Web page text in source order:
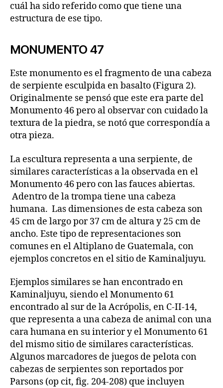
cuál ha sido referido como que tiene una
estructura de ese tipo.
MONUMENTO 47
Este monumento es el fragmento de una cabeza
de serpiente esculpida en basalto (Figura 2).
Originalmente se pensó que este era parte del
Monumento 46 pero al observar con cuidado la
textura de la piedra, se notó que correspondía a
otra pieza.
La escultura representa a una serpiente, de
similares características a la observada en el
Monumento 46 pero con las fauces abiertas.
Adentro de la trompa tiene una cabeza
humana. Las dimensiones de esta cabeza son
45 cm de largo por 37 cm de altura y 25 cm de
ancho. Este tipo de representaciones son
comunes en el Altiplano de Guatemala, con
ejemplos concretos en el sitio de Kaminaljuyu.
Ejemplos similares se han encontrado en
Kaminaljuyu, siendo el Monumento 61
encontrado al sur de la Acrópolis, en C-II-14,
que representa a una cabeza de animal con una
cara humana en su interior y el Monumento 61
del mismo sitio de similares características.
Algunos marcadores de juegos de pelota con
cabezas de serpientes son reportados por
Parsons (op cit, fig. 204-208) que incluyen